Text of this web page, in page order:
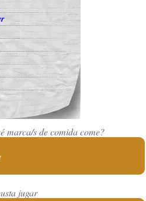
marca/s de comida come?
jugar